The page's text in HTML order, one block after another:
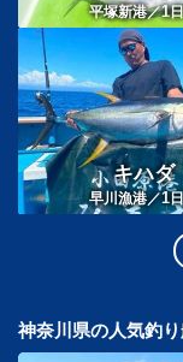
平塚新港／1
キハダ
早川漁港／1
神奈川県の人気釣